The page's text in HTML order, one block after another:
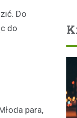
Do
do
para,